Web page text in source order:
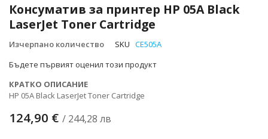
Консуматив за принтер HP 05A Black
LaserJet Toner Cartridge
Изчерпано количество SKU CE505A
Бъдете първият оценил този продукт
КРАТКО ОПИСАНИЕ
HP 05A Black LaserJet Toner Cartridge
124,90 € / 244,28 лв
към
началото
на
галерия
снимки